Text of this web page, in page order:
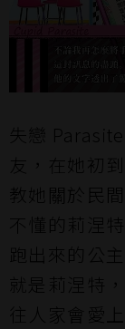
失戀
友，在她初
教她關於民
不懂的莉涅
跑出來的公
就是莉涅特
往人家會愛